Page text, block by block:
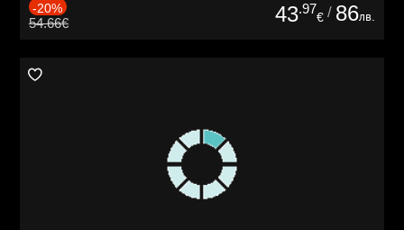
-20%
54.66€ 43.97
€ / 86лв.